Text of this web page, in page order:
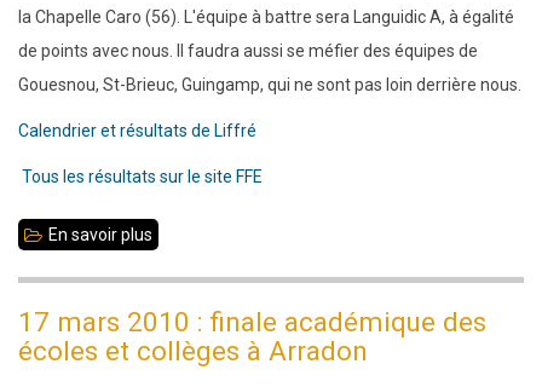
la Chapelle Caro (56). L'équipe à battre sera Languidic A, à égalité
de points avec nous. Il faudra aussi se méfier des équipes de
Gouesnou, St-Brieuc, Guingamp, qui ne sont pas loin derrière nous.
Calendrier et résultats de Liffré
Tous les résultats sur le site FFE
En savoir plus
rondes
17 mars 2010 : finale académique des
écoles et collèges à Arradon